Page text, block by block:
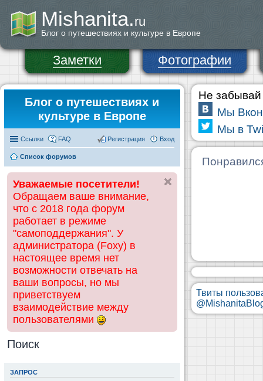
Mishanita.ru
Блог о путешествиях и культуре в Европе
Заметки Фотографии
Блог о путешествиях и
культуре в Европе
Ссылки FAQ Вход
Регистрация
Список форумов
Уважаемые посетители!
Обращаем ваше внимание,
что с 2018 года форум
работает в режиме
"самоподдержания". У
администратора (Foxy) в
настоящее время нет
возможности отвечать на
ваши вопросы, но мы
приветствуем
взаимодействие между
пользователями
Поиск
ЗАПРОС
Не забывай
Мы
Мы в
Твиты